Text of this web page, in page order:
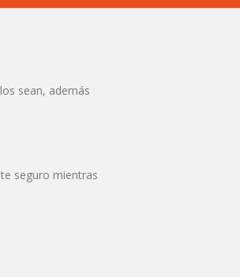
sean, además
seguro mientras